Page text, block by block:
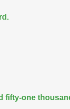
fifty-one